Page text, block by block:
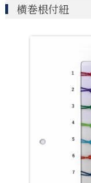
横巻根付紐